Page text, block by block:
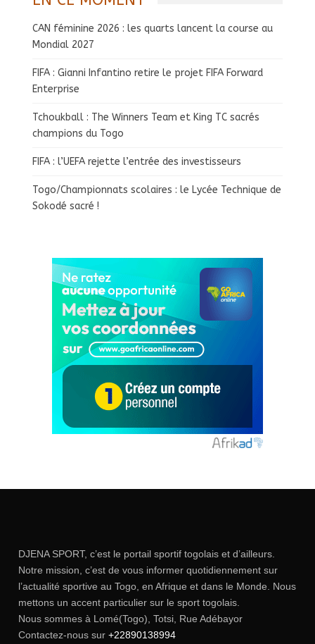
CAN féminine 2026 : les quarts lancent la course au
Mondial 2027
FIFA : Gianni Infantino retire le projet FIFA Forward
Enterprise
Tchoukball : The Winners Team et King TC sacrés
champions du Togo
FIFA : l’UEFA rejette l’entrée des investisseurs
Togo/Championnats scolaires : le Lycée Technique de
Sokodé sacré !
DJENA SPORT, c’est le portail sportif togolais et d’ailleurs.
Notre mission, c’est de vous informer quotidiennement sur
l’actualité sportive au Togo, en Afrique et dans le Monde. Nous
mettons un accent particulier sur le sport togolais.
Nous sommes à Lomé(Togo), Totsi, Rue Adébayor
Contactez-nous sur +22890138994